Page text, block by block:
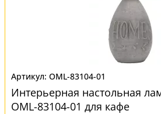
OML-83104-01
Интерьерная настольная
OML-83104-01 для кафе